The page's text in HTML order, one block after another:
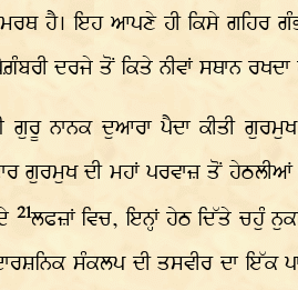
ਹੈ। ਇਹ ਆਪਣੇ ਹੀ ਕਿਸੇ ਗਹਿਰ
ਦਰਜੇ ਤੋਂ ਕਿਤੇ ਨੀਵਾਂ ਸਥਾਨ ਰਖਦਾ
ਦੁਆਰਾ ਪੈਦਾ ਕੀਤੀ ਗੁਰਮੁਖ
ਗੁਰਮੁਖ ਦੀ ਮਹਾਂ ਪਰਵਾਜ਼ ਤੋਂ
21ਲਫਜ਼ਾਂ ਵਿਚ, ਇਨ੍ਹਾਂ ਹੇਠ ਦਿੱਤੇ ਚਹੁੰ
ਸੰਕਲਪ ਦੀ ਤਸਵੀਰ ਦਾ